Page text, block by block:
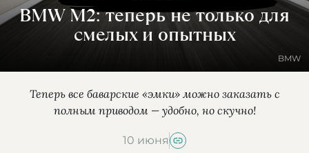
BMW M2: теперь не только для
смелых и опытных
BMW
Теперь все баварские «эмки» можно заказать с
полным приводом — удобно, но скучно!
10 июня